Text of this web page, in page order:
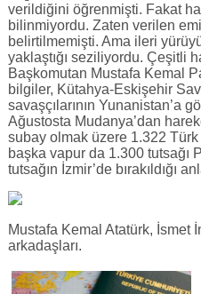
verildiğini öğrenmişti. Fakat
bilinmiyordu. Zaten verilen
belirtilmemişti. Ama ileri
yaklaştığı seziliyordu. Çeşitli
Başkomutan Mustafa Kemal
bilgiler, Kütahya-Eskişehir
savaşçılarının Yunanistan’a
Ağustosta Mudanya’dan
subay olmak üzere 1.322 Türk
başka vapur da 1.300 tutsağı
tutsağın İzmir’de bırakıldığı
Mustafa Kemal Atatürk, İsmet
arkadaşları.